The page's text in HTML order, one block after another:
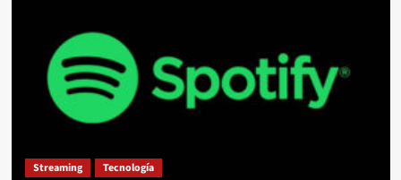
Streaming Tecnología